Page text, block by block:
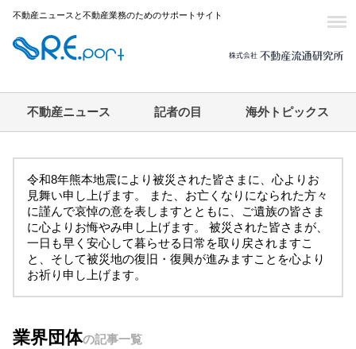
不動産ニュースと不動産業務のためのサポートサイト
不動産ニュース 記者の目 海外トピックス
令和8年熊本地震により被災された皆さまに、心よりお
見舞い申し上げます。 また、お亡くなりになられた方々
に謹んで哀悼の意を表しますとともに、ご遺族の皆さま
に心よりお悔やみ申し上げます。 被災された皆さまが、
一日も早く安心して暮らせる日常を取り戻されますこ
と、そして被災地の復旧・復興が進みますことを心より
お祈り申し上げます。
業界団体の記事一覧